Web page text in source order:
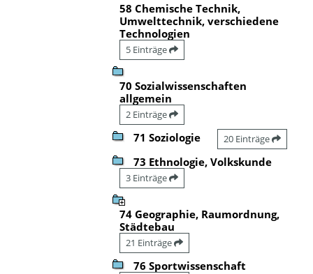
58 Chemische Technik,
Umwelttechnik, verschiedene
Technologien
5 Einträge
70 Sozialwissenschaften
allgemein
2 Einträge
71 Soziologie 20 Einträge
73 Ethnologie, Volkskunde
3 Einträge
74 Geographie, Raumordnung,
Städtebau
21 Einträge
76 Sportwissenschaft